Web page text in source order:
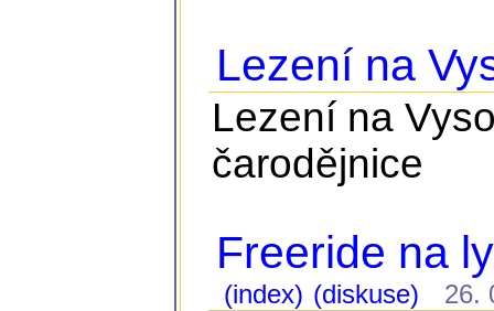
Lezení na
Lezení na
čarodějnice
Freeride na
(index) (diskuse) 26.